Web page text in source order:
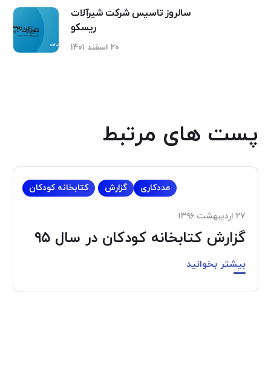
سالروز تاسیس شرکت شیرآلات
ریسکو
۲۰ اسفند ۱۴۰۱
پست های مرتبط
کتابخانه کودکان گزارش مددکاری
۲۷ اردیبهشت ۱۳۹۶
گزارش کتابخانه کودکان در سال ۹۵
بیشتر بخوانید